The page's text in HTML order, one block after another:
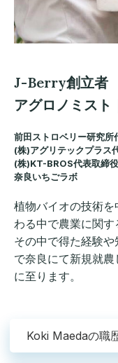
J-Berry創立者
アグロノミス
前田ストロベリー研究所
(株)アグリテックプラス
(株)KT-BROS代表取締
奈良いちごラボ
植物バイオの技術
わる中で農業に関す
その中で得た経験
で奈良にて新規就
に至ります。
Koki Maedaの職